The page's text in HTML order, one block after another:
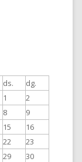
ds. dg.
1
2
8
9
15
16
22
23
29
30